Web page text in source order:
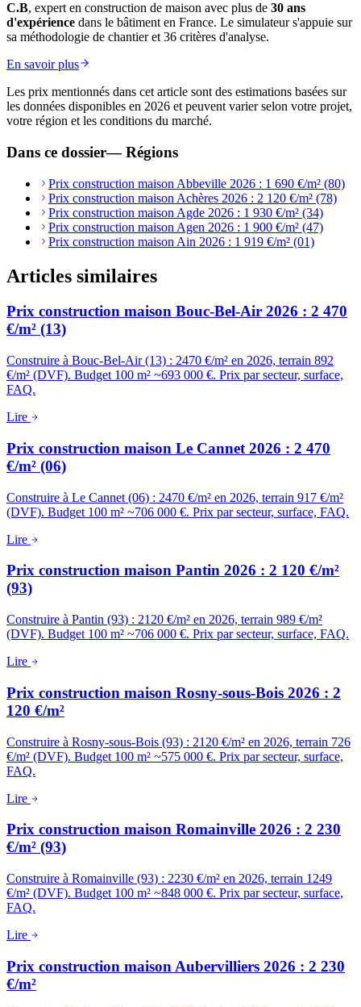
C.B, expert en construction de maison avec plus de 30 ans
d'expérience dans le bâtiment en France. Le simulateur s'appuie sur
sa méthodologie de chantier et 36 critères d'analyse.
En savoir plus
Les prix mentionnés dans cet article sont des estimations basées sur
les données disponibles en 2026 et peuvent varier selon votre projet,
votre région et les conditions du marché.
Dans ce dossier—Régions
Prix construction maison Abbeville 2026 : 1 690 €/m² (80)
Prix construction maison Achères 2026 : 2 120 €/m² (78)
Prix construction maison Agde 2026 : 1 930 €/m² (34)
Prix construction maison Agen 2026 : 1 900 €/m² (47)
Prix construction maison Ain 2026 : 1 919 €/m² (01)
Articles similaires
Prix construction maison Bouc-Bel-Air 2026 : 2 470
€/m² (13)
Construire à Bouc-Bel-Air (13) : 2470 €/m² en 2026, terrain 892
€/m² (DVF). Budget 100 m² ~693 000 €. Prix par secteur, surface,
FAQ.
Lire
Prix construction maison Le Cannet 2026 : 2 470
€/m² (06)
Construire à Le Cannet (06) : 2470 €/m² en 2026, terrain 917 €/m²
(DVF). Budget 100 m² ~706 000 €. Prix par secteur, surface, FAQ.
Lire
Prix construction maison Pantin 2026 : 2 120 €/m²
(93)
Construire à Pantin (93) : 2120 €/m² en 2026, terrain 989 €/m²
(DVF). Budget 100 m² ~706 000 €. Prix par secteur, surface, FAQ.
Lire
Prix construction maison Rosny-sous-Bois 2026 : 2
120 €/m²
Construire à Rosny-sous-Bois (93) : 2120 €/m² en 2026, terrain 726
€/m² (DVF). Budget 100 m² ~575 000 €. Prix par secteur, surface,
FAQ.
Lire
Prix construction maison Romainville 2026 : 2 230
€/m² (93)
Construire à Romainville (93) : 2230 €/m² en 2026, terrain 1249
€/m² (DVF). Budget 100 m² ~848 000 €. Prix par secteur, surface,
FAQ.
Lire
Prix construction maison Aubervilliers 2026 : 2 230
€/m²